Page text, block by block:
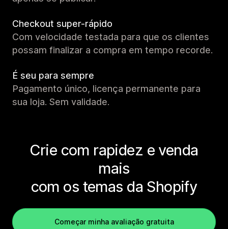
Checkout super-rápido
Com velocidade testada para que os clientes
possam finalizar a compra em tempo recorde.
É seu para sempre
Pagamento único, licença permanente para
sua loja. Sem validade.
Crie com rapidez e venda
mais
com os temas da Shopify
Começar minha avaliação gratuita